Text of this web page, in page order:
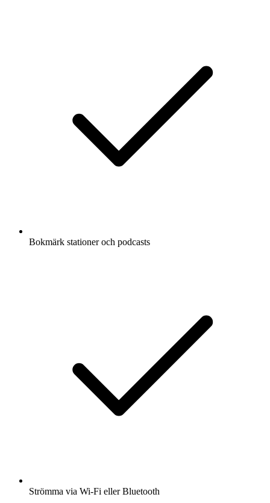
Bokmärk stationer och podcasts
Strömma via Wi-Fi eller Bluetooth